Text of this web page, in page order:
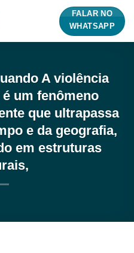
FALAR NO
WHATSAPP
A violência
um fenômeno
que ultrapassa
e da geografia,
em estruturas